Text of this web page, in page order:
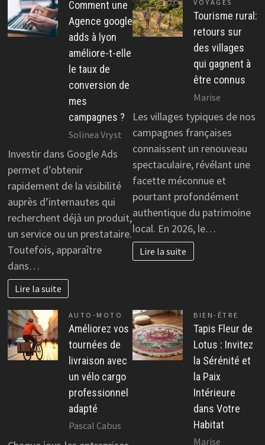
Comment une
Agence google
adds à lyon
améliore-t-elle
le taux de
conversion de
mes
campagnes ?
Solinea Vryst
Investir dans Google Ads
permet d’obtenir
rapidement de la visibilité
auprès d’internautes qui
recherchent déjà un produit,
un service ou un prestataire.
Toutefois, apparaître
dans…
Lire la suite
VOYAGES
Tourisme rural:
retours sur
des villages
qui gagnent à
être connus
Marise
Les villages typiques de nos
campagnes françaises
connaissent un renouveau
spectaculaire, révélant une
facette méconnue et
pourtant profondément
authentique du patrimoine
local. En 2026, le…
Lire la suite
AUTO-MOTO
Améliorez vos
tournées de
livraison avec
un vélo cargo
professionnel
adapté
Pascal Cabus
BIEN-ÊTRE
Tapis Fleur de
Lotus : Invitez
la Sérénité et
la Paix
Intérieure
dans Votre
Habitat
Marise